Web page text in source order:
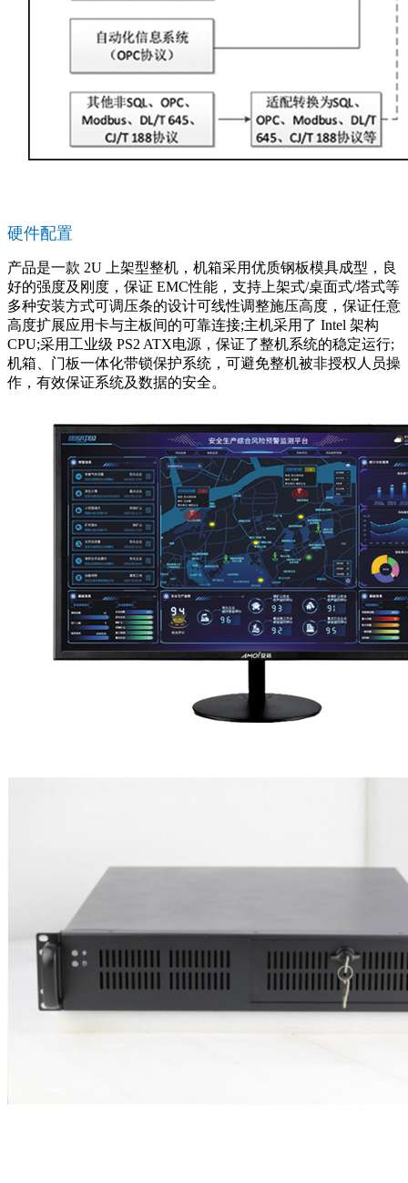
硬件配置
产品是一款 2U 上架型整机，机箱采用优质钢板模具成型，良
好的强度及刚度，保证 EMC性能，支持上架式/桌面式/塔式等
多种安装方式可调压条的设计可线性调整施压高度，保证任意
高度扩展应用卡与主板间的可靠连接;主机采用了 Intel 架构
CPU;采用工业级 PS2 ATX电源，保证了整机系统的稳定运行;
机箱、门板一体化带锁保护系统，可避免整机被非授权人员操
作，有效保证系统及数据的安全。